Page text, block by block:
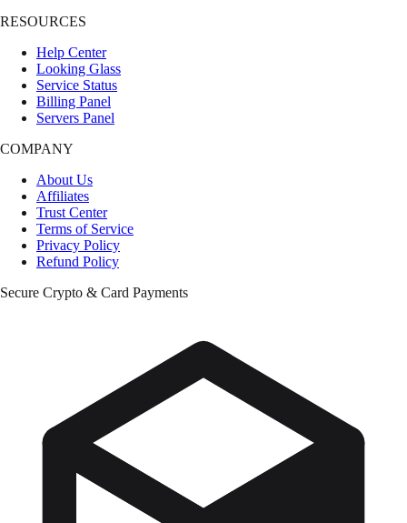
RESOURCES
Help Center
Looking Glass
Service Status
Billing Panel
Servers Panel
COMPANY
About Us
Affiliates
Trust Center
Terms of Service
Privacy Policy
Refund Policy
Secure Crypto & Card Payments